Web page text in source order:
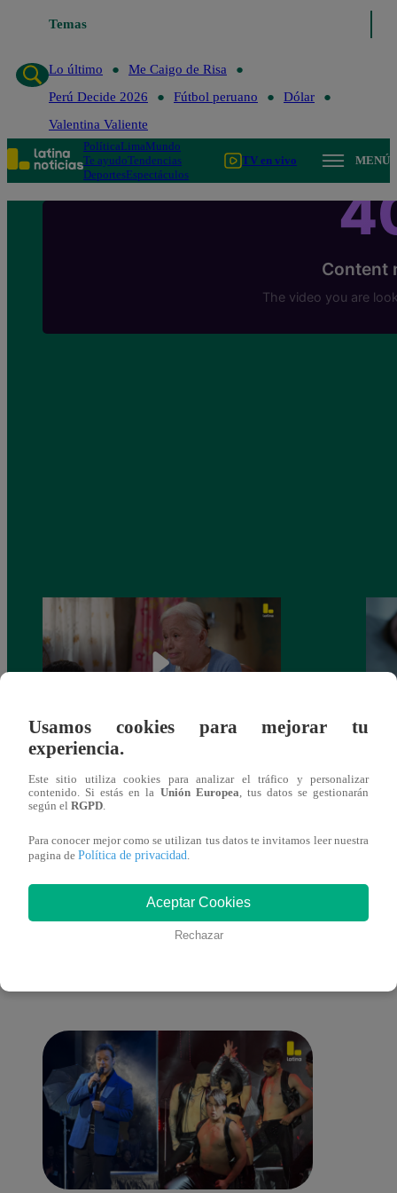
Temas
Lo último
Me Caigo de Risa
Perú Decide 2026
Fútbol peruano
Dólar
Valentina Valiente
PolíticaLimaMundo
Te ayudoTendencias
DeportesEspectáculos
TV en vivo MENÚ
toma una difícil decisión por el futuro de
sus nietos!
También te puede
Usamos cookies para mejorar tu
experiencia.
Este sitio utiliza cookies para analizar el tráfico y personalizar
contenido. Si estás en la Unión Europea , tus datos se gestionarán
según el RGPD
Para conocer mejor como se utilizan tus datos te invitamos leer nuestra
pagina de Política de privacidad
Aceptar Cookies
Rechazar